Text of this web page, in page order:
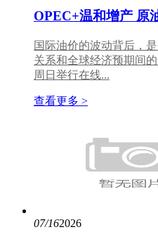
OPEC+温和增产 原
国际油价的波动背后，
关系和全球经济预期间
周日举行在线...
查看更多 >
07/162026